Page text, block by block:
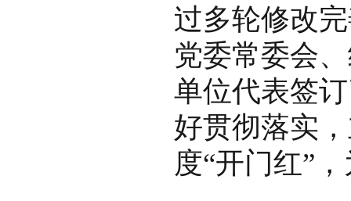
过多轮修改
党委常委会
单位代表签
好贯彻落实
度“开门红”